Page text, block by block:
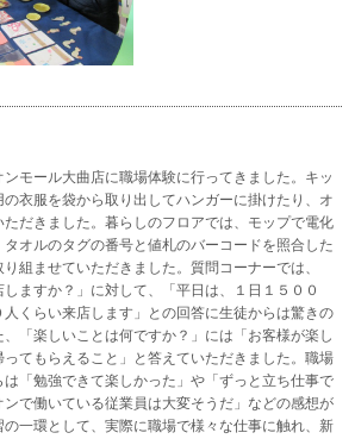
ンモール大曲店に職場体験に行ってきました。キッ
衣服を袋から取り出してハンガーに掛けたり、オ
だきました。暮らしのフロアでは、モップで電化
オルのタグの番号と値札のバーコードを照合した
組ませていただきました。質問コーナーでは、
しますか？」に対して、「平日は、１日１５００
人くらい来店します」との回答に生徒からは驚きの
「楽しいことは何ですか？」には「お客様が楽し
ってもらえること」と答えていただきました。職場
「勉強できて楽しかった」や「ずっと立ち仕事で
で働いている従業員は大変そうだ」などの感想が
一環として、実際に職場で様々な仕事に触れ、新